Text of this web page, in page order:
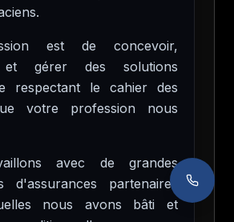
est de concevoir,
et gérer des solutions
respectant le cahier des
votre profession nous
avec de grandes
d'assurances partenaires
nous avons bâti et